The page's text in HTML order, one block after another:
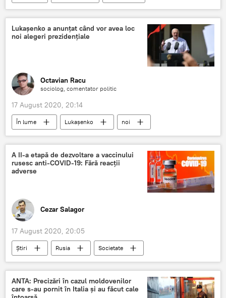
Tehnologii
doctrină militară
SUA
orbita
Lukașenko a anunțat când vor avea loc
noi alegeri prezidențiale
Octavian Racu
sociolog, comentator politic
17 August 2020, 20:14
În lume Lukașenko
noi
alegeri
prezidențiale
A II-a etapă de dezvoltare a vaccinului
rusesc anti-COVID-19: Fără reacții
adverse
Cezar Salagor
17 August 2020, 20:05
Știri Rusia
Societate
Medicină
vaccin Rusia
ANTA: Precizări în cazul moldovenilor
care s-au pornit în Italia și au făcut cale